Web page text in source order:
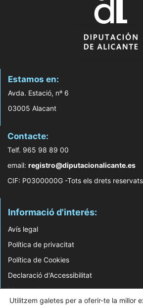
Estamos en:
Avda. Estació, nº 6
03005 Alacant
Contacte:
Telf. 965 98 89 00
email: registro@diputacionalicante.es
CIF: P0300000G -Tots els drets reservats
Informació d'interés:
Avís legal
Política de privacitat
Política de Cookies
Declaració d'Accessibilitat
Mapa web
Utilitzem galetes per a oferir-te la millor